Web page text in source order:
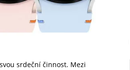
srdeční činnost. Mezi